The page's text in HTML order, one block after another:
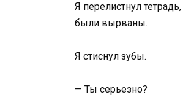
Я перелистнул
были вырваны.
Я стиснул зубы.
— Ты серьезно?